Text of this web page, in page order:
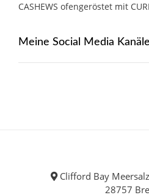
CASHEWS ofengeröstet mit
Meine Social Media Kanäle
Clifford Bay
28757